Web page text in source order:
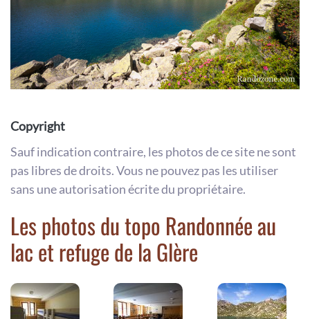
Copyright
Sauf indication contraire, les photos de ce site ne sont
pas libres de droits. Vous ne pouvez pas les utiliser
sans une autorisation écrite du propriétaire.
Les photos du topo Randonnée au
lac et refuge de la Glère